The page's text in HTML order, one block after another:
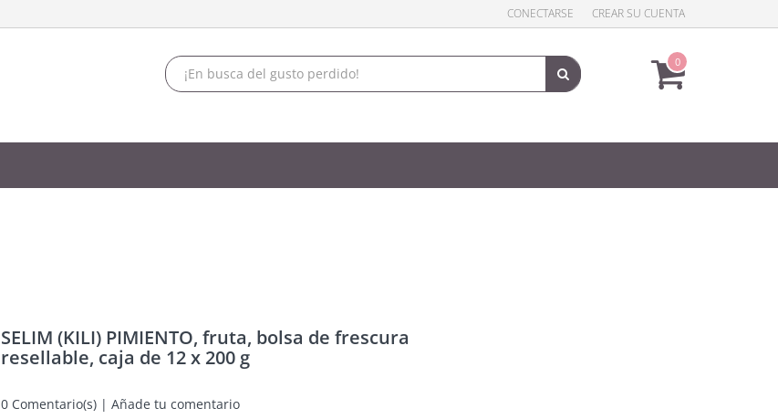
CONECTARSE CREAR SU CUENTA
0
SELIM (KILI) PIMIENTO, fruta, bolsa de frescura
resellable, caja de 12 x 200 g
0 Comentario(s) | Añade tu comentario